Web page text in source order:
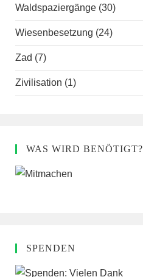
Waldspaziergänge (30)
Wiesenbesetzung (24)
Zad (7)
Zivilisation (1)
WAS WIRD BENÖTIGT?
SPENDEN